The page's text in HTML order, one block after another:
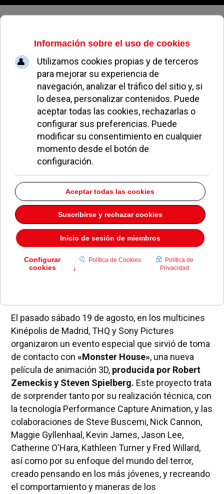
Lunes, 10 de agosto de 2026
Kinépolis acogió el preestreno de
Monster House
PILAR SARRO NOTICIAS DE POZUELO 21 AGOSTO 2006
El pasado sábado 19 de agosto, en los multicines
Kinépolis de Madrid, THQ y Sony Pictures
organizaron un evento especial que sirvió de toma
de contacto con «Monster House», una nueva
película de animación 3D, producida por Robert
Zemeckis y Steven Spielberg. Este proyecto trata
de sorprender tanto por su realización técnica, con
la tecnología Performance Capture Animation, y las
colaboraciones de Steve Buscemi, Nick Cannon,
Maggie Gyllenhaal, Kevin James, Jason Lee,
Catherine O'Hara, Kathleen Turner y Fred Willard,
así como por su enfoque del mundo del terror,
creado pensando en los más jóvenes, y recreando
el comportamiento y maneras de los